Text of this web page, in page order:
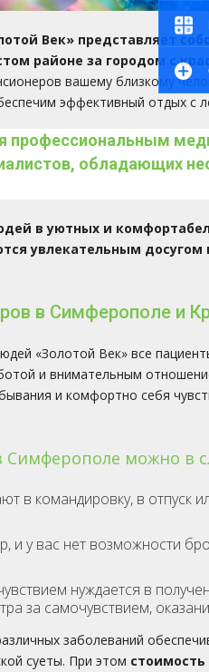
Век» представляет
районе за городом с
вашему близкому
эффективный отдых с
профессиональным
обладающих
в уютных и
увлекательным
в Симферополе и
«Золотой Век» все
и внимательным
и комфортно себя
можно в
в командировку, в отпуск
у вас нет возможности
нуждается в
за самочувствием,
заболеваний
суеты. При этом